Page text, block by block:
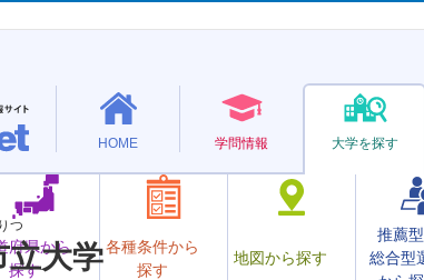
HOME 学問情報 大学を探す
府県から
探す
各種条件から
探す
地図から探す
推薦型
総合型
つ
立大学